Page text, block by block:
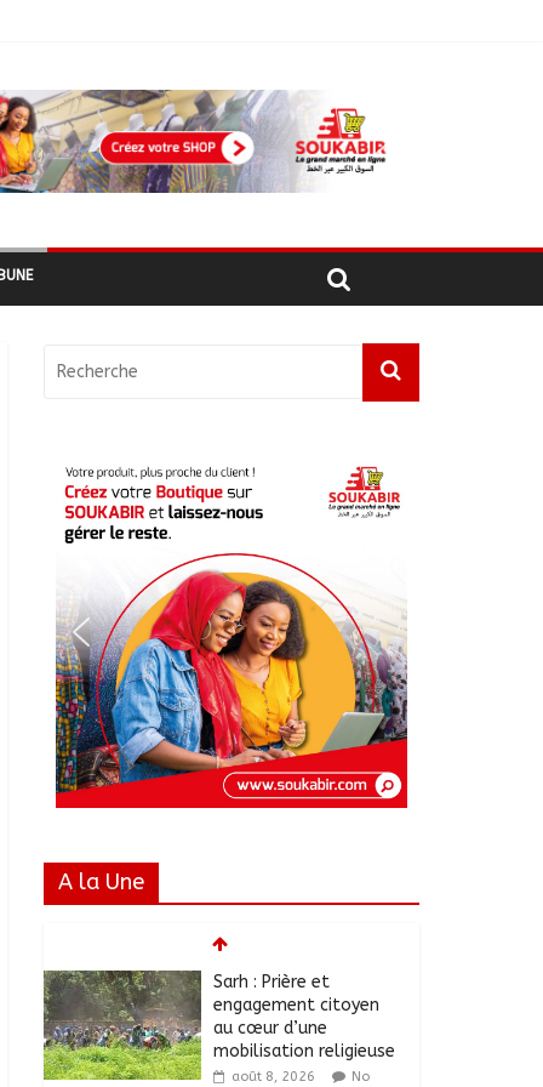
أبشي: الرئيس الولائي للحزب الإصلاحي بولاية وداي يطالب الحكومة بمعالجة أزمة المياه والوقود وغاز الطهي.
A la Une
Sarh : Prière et
engagement citoyen
au cœur d’une
mobilisation religieuse
août 8, 2026
No